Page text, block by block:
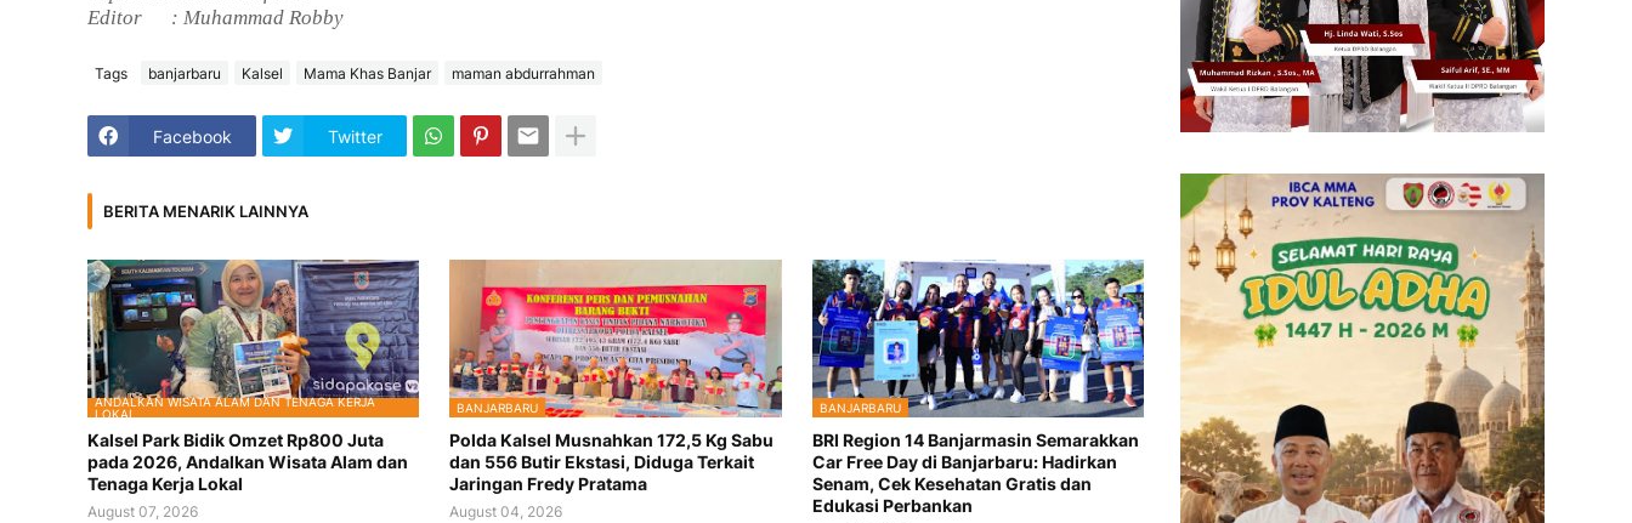
Editor
: Muhammad Robby
Tags banjarbaru Kalsel Mama Khas Banjar maman abdurrahman
Facebook Twitter
BERITA MENARIK LAINNYA
ANDALKAN WISATA ALAM DAN TENAGA KERJA
LOKAL
Kalsel Park Bidik Omzet Rp800 Juta
pada 2026, Andalkan Wisata Alam dan
Tenaga Kerja Lokal
August 07, 2026
BANJARBARU
Polda Kalsel Musnahkan 172,5 Kg Sabu
dan 556 Butir Ekstasi, Diduga Terkait
Jaringan Fredy Pratama
August 04, 2026
BANJARBARU
BRI Region 14 Banjarmasin Semarakkan
Car Free Day di Banjarbaru: Hadirkan
Senam, Cek Kesehatan Gratis dan
Edukasi Perbankan